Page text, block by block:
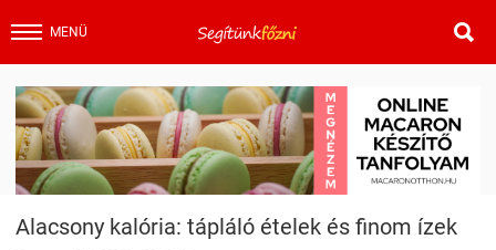
MENÜ 
Alacsony kalória: tápláló ételek és finom ízek